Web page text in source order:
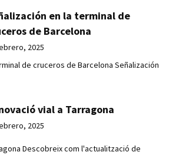
en la terminal de
de Barcelona
2025
de cruceros de Barcelona Señalización
vial a Tarragona
2025
Descobreix com l'actualització de